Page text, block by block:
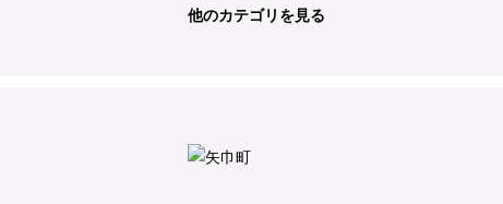
他のカテゴリを見る